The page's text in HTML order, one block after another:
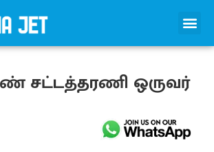
சட்டத்தரணி ஒருவர்